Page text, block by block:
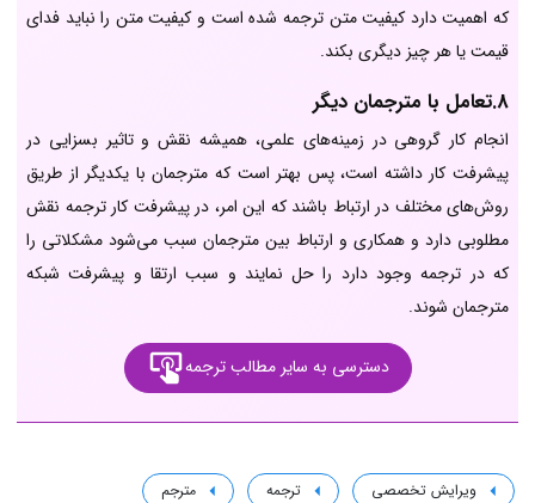
که اهمیت دارد کیفیت متن ترجمه شده است و کیفیت متن را نباید فدای
قیمت یا هر چیز دیگری بکند.
8.تعامل با مترجمان دیگر
انجام کار گروهی در زمینه‌های علمی، همیشه نقش و تاثیر بسزایی در
پیشرفت کار داشته است، پس بهتر است که مترجمان با یکدیگر از طریق
روش‌های مختلف در ارتباط باشند که این امر، در پیشرفت کار ترجمه نقش
مطلوبی دارد و همکاری و ارتباط بین مترجمان سبب می‌شود مشکلاتی را
که در ترجمه وجود دارد را حل نمایند و سبب ارتقا و پیشرفت شبکه
مترجمان شوند.
دسترسی به سایر مطالب ترجمه
ویرایش تخصصی ترجمه مترجم